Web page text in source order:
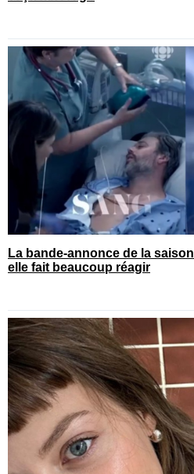
La bande-annonce de la
elle fait beaucoup réagir